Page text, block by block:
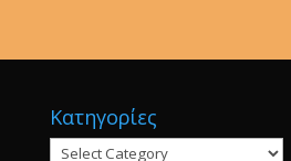
Κατηγορίες
Κατηγορίες